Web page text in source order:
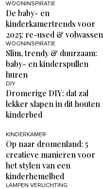
WOONINSPIRATIE
De baby- en
kinderkamertrends voor
2025: re-used & volwassen
WOONINSPIRATIE
Slim, trendy & duurzaam:
baby- en kinderspullen
huren
DIY
Dromerige DIY: dat zal
lekker slapen in dit houten
kinderbed
KINDERKAMER
Op naar dromenland: 5
creatieve manieren voor
het stylen van een
kinderhemelbed
LAMPEN VERLICHTING